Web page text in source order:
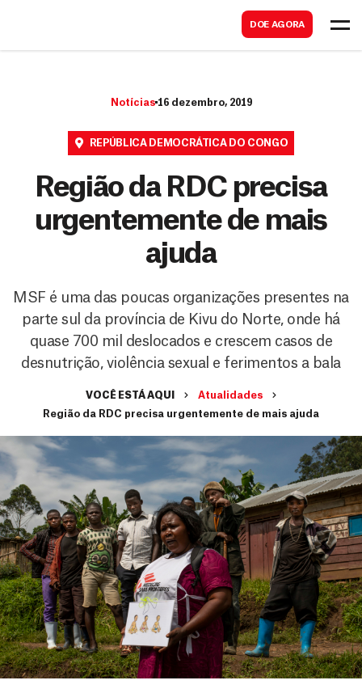
DOE AGORA
Notícias 16 dezembro, 2019
REPÚBLICA DEMOCRÁTICA DO CONGO
Região da RDC precisa
urgentemente de mais
ajuda
MSF é uma das poucas organizações presentes na
parte sul da província de Kivu do Norte, onde há
quase 700 mil deslocados e crescem casos de
desnutrição, violência sexual e ferimentos a bala
VOCÊ ESTÁ AQUI
Atualidades
Região da RDC precisa urgentemente de mais ajuda
a
r